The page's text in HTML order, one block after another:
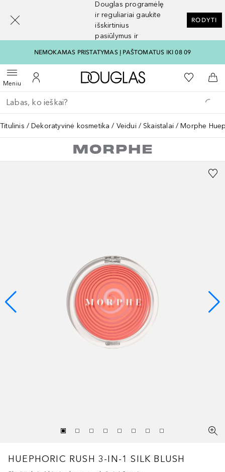
Douglas programėlę
ir reguliariai gaukite
išskirtinius
pasiūlymus ir
RODYTI
NEMOKAMAS PRISTATYMAS Į PAŠTOMATUS IKI 08 09
MeniuAtidaryti meniuĮ mano paskyrą
Į Douglas pagrindinį
Į mano
Į
Grįžk atgal
Vykdykite paiešką
Titulinis Dekoratyvinė kosmetika Veidui Skaistalai Morphe
HUEPHORIC RUSH 3-IN-1 SILK BLUSH
[navigation.slideout.screenreader]